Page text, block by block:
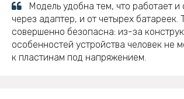
Модель удобна тем, что работает и
через адаптер, и от четырех батареек.
совершенно безопасна: из-за
особенностей устройства человек не
к пластинам под напряжением.